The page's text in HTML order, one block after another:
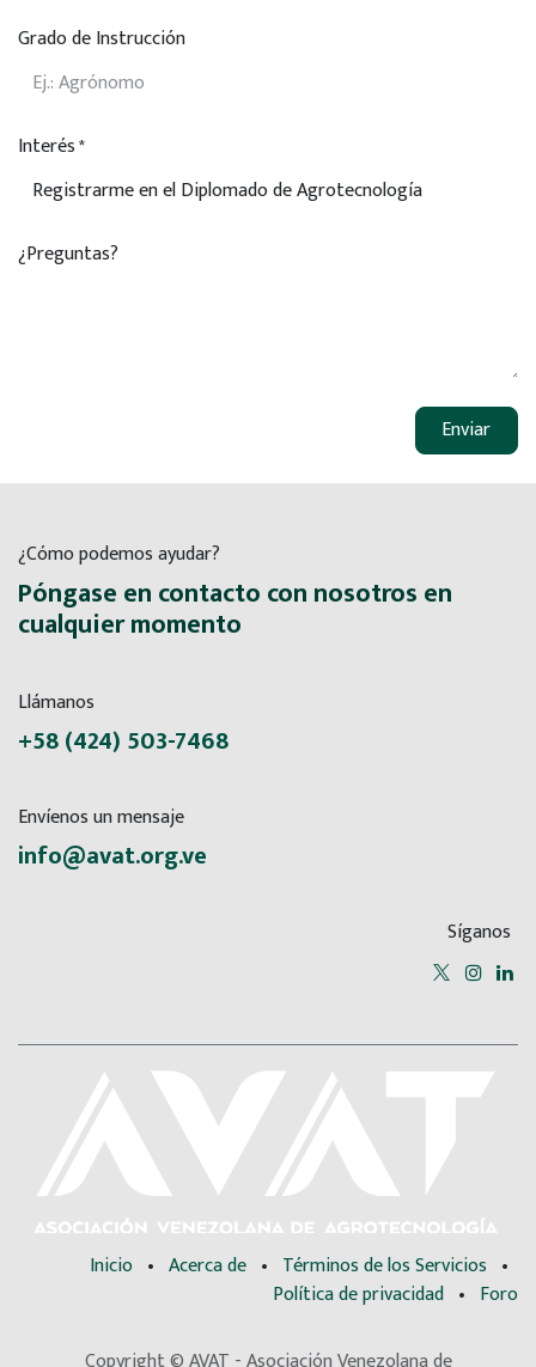
Grado de Instrucción
Interés*
¿Preguntas?
Enviar
¿Cómo podemos ayudar?
Póngase en contacto con nosotros en
cualquier momento
Llámanos
+58 (424) 503-7468
Envíenos un mensaje
info@avat.org.ve
Síganos
Inicio • Acerca de • Términos de los Servicios •
Política de privacidad • Foro